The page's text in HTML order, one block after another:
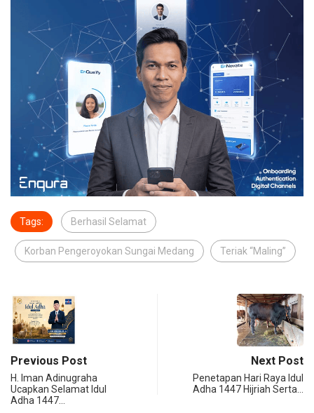
Tags: Berhasil Selamat
Korban Pengeroyokan Sungai Medang Teriak “Maling”
Previous Post
H. Iman Adinugraha
Ucapkan Selamat Idul
Adha 1447…
Next Post
Penetapan Hari Raya Idul
Adha 1447 Hijriah Serta…